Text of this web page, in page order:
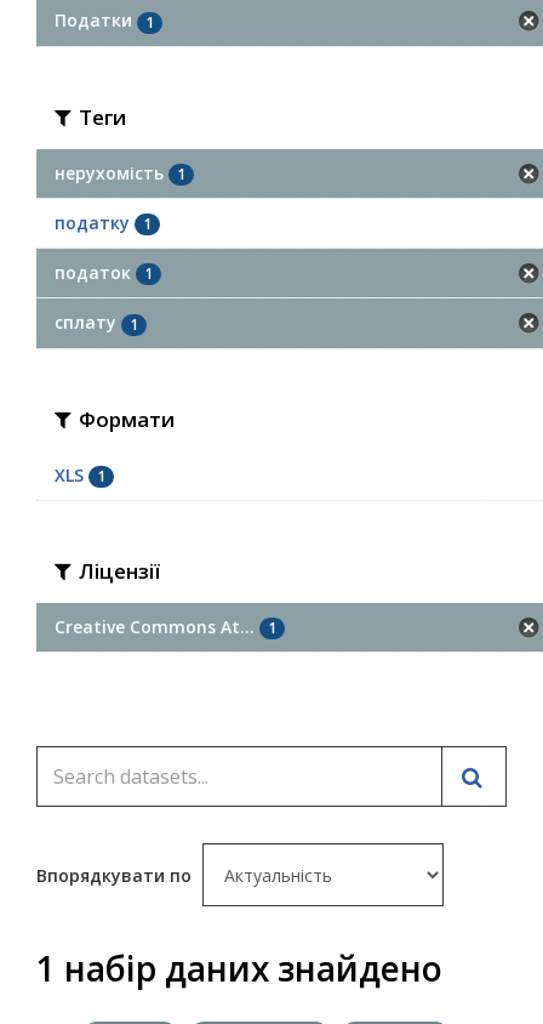
Податки 1
Теги
нерухомість 1
податку 1
податок 1
сплату 1
Формати
XLS 1
Ліцензії
Creative Commons At... 1
Впорядкувати по
1 набір даних знайдено